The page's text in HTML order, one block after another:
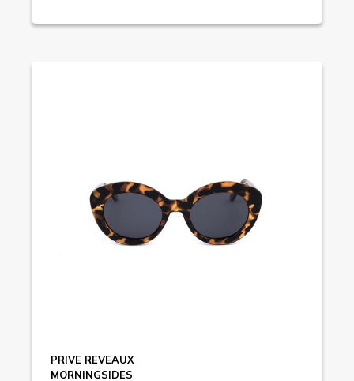
PRIVE REVEAUX
MORNINGSIDES